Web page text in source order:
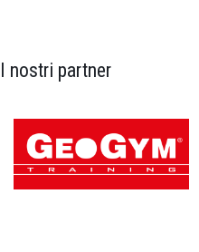
I nostri partner